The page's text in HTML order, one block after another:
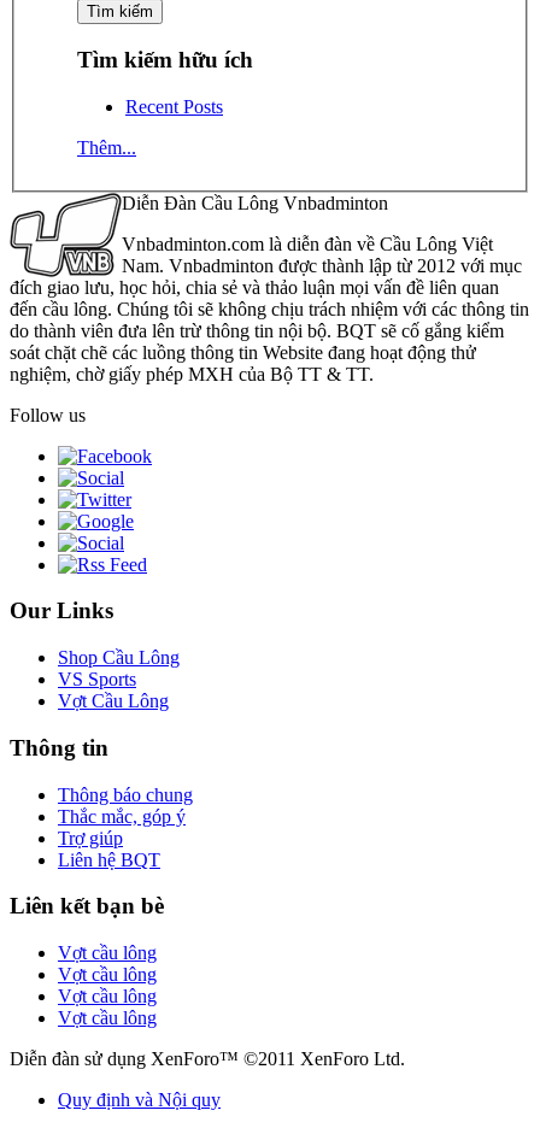
Tìm kiếm hữu ích
Recent Posts
Thêm...
Diễn Đàn Cầu Lông Vnbadminton
Vnbadminton.com là diễn đàn về Cầu Lông Việt
Nam. Vnbadminton được thành lập từ 2012 với mục
đích giao lưu, học hỏi, chia sẻ và thảo luận mọi vấn đề liên quan
đến cầu lông. Chúng tôi sẽ không chịu trách nhiệm với các thông tin
do thành viên đưa lên trừ thông tin nội bộ. BQT sẽ cố gắng kiểm
soát chặt chẽ các luồng thông tin Website đang hoạt động thử
nghiệm, chờ giấy phép MXH của Bộ TT & TT.
Follow us
Our Links
Shop Cầu Lông
VS Sports
Vợt Cầu Lông
Thông tin
Thông báo chung
Thắc mắc, góp ý
Trợ giúp
Liên hệ BQT
Liên kết bạn bè
Vợt cầu lông
Vợt cầu lông
Vợt cầu lông
Vợt cầu lông
Diễn đàn sử dụng XenForo™ ©2011 XenForo Ltd.
Quy định và Nội quy